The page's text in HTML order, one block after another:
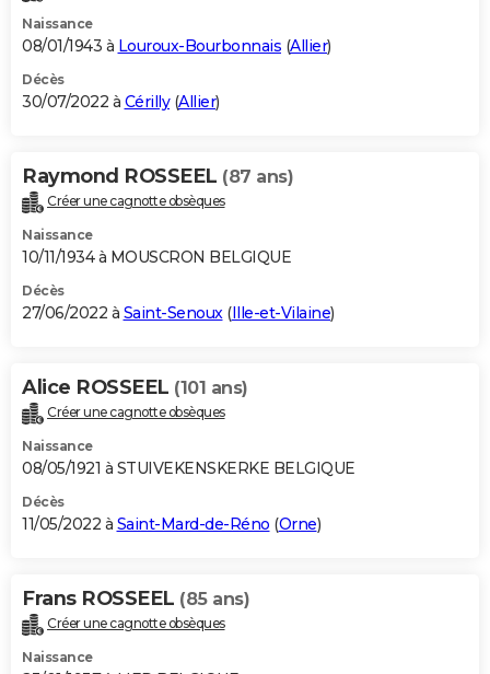
Naissance
08/01/1943 à Louroux-Bourbonnais (Allier)
Décès
30/07/2022 à Cérilly(Allier)
Raymond ROSSEEL (87 ans)
Créer une cagnotte obsèques
Naissance
10/11/1934 à MOUSCRON BELGIQUE
Décès
27/06/2022 à Saint-Senoux(Ille-et-Vilaine)
Alice ROSSEEL (101 ans)
Créer une cagnotte obsèques
Naissance
08/05/1921 à STUIVEKENSKERKE BELGIQUE
Décès
11/05/2022 à Saint-Mard-de-Réno (Orne)
Frans ROSSEEL (85 ans)
Créer une cagnotte obsèques
Naissance